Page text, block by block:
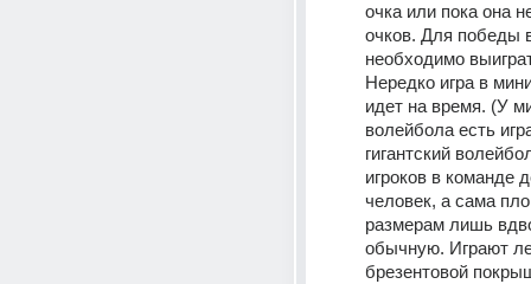
очка или пока она
очков. Для победы
необходимо
Нередко игра в
идет на время. (У
волейбола есть
гигантский
игроков в команде
человек, а сама
размерам лишь
обычную. Играют
брезентовой